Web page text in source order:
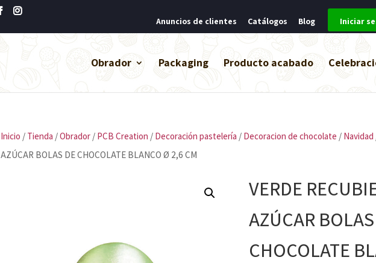
Anuncios de clientes
Catálogos Blog Iniciar
Obrador Packaging Producto acabado
Inicio / Tienda /Obrador/ PCB Creation / Decoración pastelería / Decoracion de chocolate / Navidad
AZÚCAR BOLAS DE CHOCOLATE BLANCO Ø 2,6 CM
VERDE
AZÚCAR
CHOCOLATE